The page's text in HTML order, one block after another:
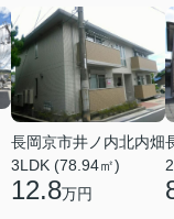
長岡京市井ノ内北内畑
3LDK (78.94㎡)
12.8万円